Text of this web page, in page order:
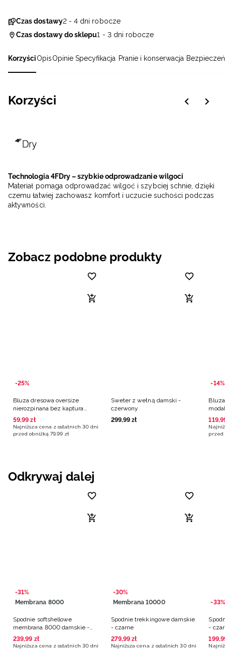
KorzyściOpisOpinie Specyfikacja Pranie i konserwacja
Korzyści
Technologia 4FDry – szybkie odprowadzanie wilgoci
Materiał pomaga odprowadzać wilgoć i szybciej schnie, dzięki
czemu łatwiej zachowasz komfort i uczucie suchości podczas
aktywności.
Czas dostawy2 - 4 dni robocze
Czas dostawy do sklepu1 - 3 dni robocze
Zobacz podobne produkty
-25%
Bluza dresowa oversize
nierozpinana bez kaptura
damska - czerwona
59,99 zł
Najniższa cena z ostatnich 30 dni
przed obniżką 79,99 zł
Sweter z wełną damski -
czerwony
299,99 zł
-14%
119,
przed
Odkrywaj dalej
-31%
Membrana 8000
Spodnie softshellowe
membrana 8000 damskie -
czarne
239,99 zł
Najniższa cena z ostatnich 30 dni
-30%
Membrana 10000
Spodnie trekkingowe damskie
- czarne
279,99 zł
Najniższa cena z ostatnich 30 dni
-33%
-
199,